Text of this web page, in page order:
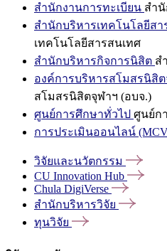
สำนักงานการทะเบียน สำ
สำนักบริหารเทคโนโลยีสา
เทคโนโลยีสารสนเทศ
สำนักบริหารกิจการนิสิต ส
องค์การบริหารสโมสรนิสิต
สโมสรนิสิตจุฬาฯ (อบจ.)
ศูนย์การศึกษาทั่วไป ศูนย์ก
การประเมินออนไลน์
วิจัยและนวัตกรรม
CU Innovation Hub
Chula DigiVerse
สำนักบริหารวิจัย
ทุนวิจัย